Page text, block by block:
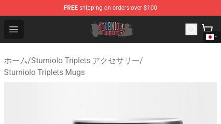
FREE shipping on orders over $100
Open menu
Sturniolo Triplets Shop - Official Sturniolo Triplets
ホーム/Sturniolo Triplets アクセサリー/
Sturniolo Triplets Mugs